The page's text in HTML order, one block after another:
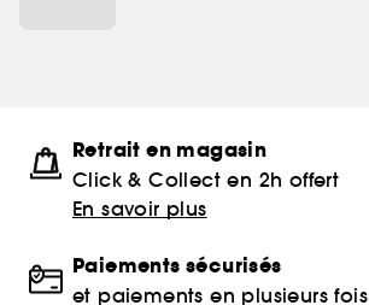
Retrait en magasin
Click & Collect en 2h offert
En savoir plus
Paiements sécurisés
et paiements en plusieurs fois